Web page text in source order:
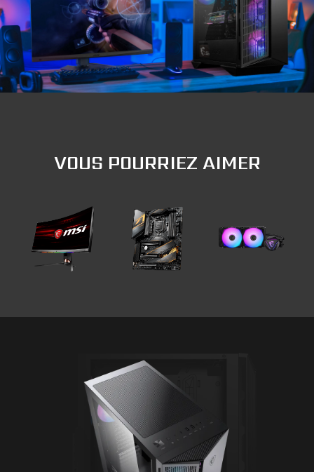
VOUS POURRIEZ AIMER